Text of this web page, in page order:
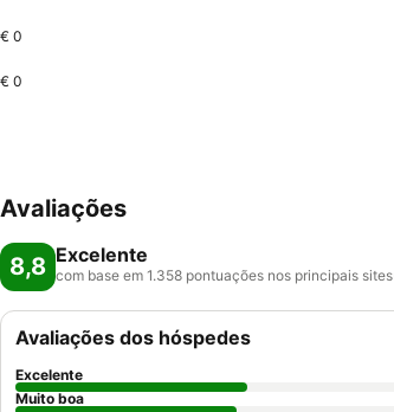
€ 0
€ 0
Avaliações
8,8 Excelente
com base em 1.358 pontuações nos principais sites
Avaliações dos hóspedes
Excelente
Muito boa